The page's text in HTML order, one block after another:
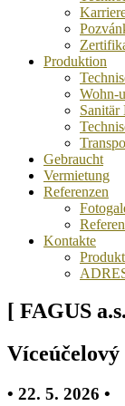
Produktion
Wohn-
Sanitär
Gebraucht
Vermietung
Referenzen
Kontakte
[ FAGUS
• 22. 5. 2026 •